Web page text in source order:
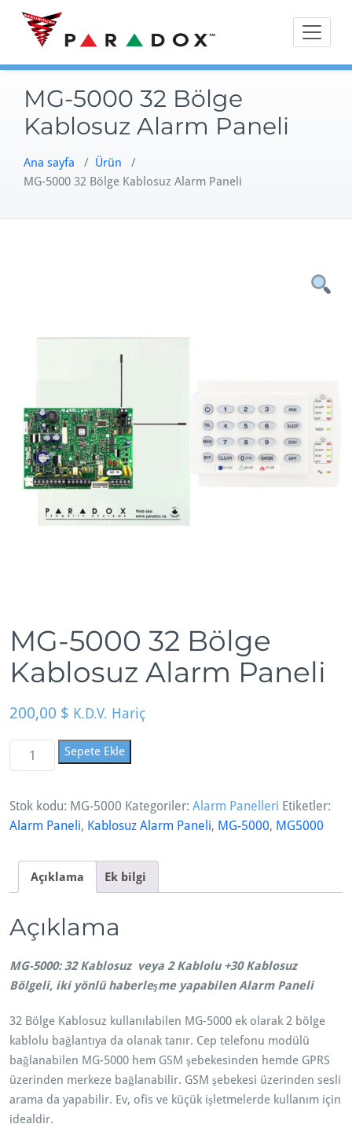
Skip
content
MG-5000 32 Bölge
Kablosuz Alarm Paneli
Ana sayfa / Ürün /
MG-5000 32 Bölge Kablosuz Alarm Paneli
MG-5000 32 Bölge
Kablosuz Alarm Paneli
200,00 $ K.D.V. Hariç
G
5
0
B
l
g
K
a
b
l
o
s
Sepete Ekle
Stok kodu: MG-5000 Kategoriler: Alarm Panelleri Etiketler:
Alarm Paneli, Kablosuz Alarm Paneli, MG-5000, MG5000
Açıklama Ek bilgi
Açıklama
MG-5000: 32 Kablosuz veya 2 Kablolu +30 Kablosuz
Bölgeli, iki yönlü haberleşme yapabilen Alarm Paneli
32 Bölge Kablosuz kullanılabilen MG-5000 ek olarak 2 bölge
kablolu bağlantıya da olanak tanır. Cep telefonu modülü
bağlanabilen MG-5000 hem GSM şebekesinden hemde GPRS
üzerinden merkeze bağlanabilir. GSM şebekesi üzerinden sesli
arama da yapabilir. Ev, ofis ve küçük işletmelerde kullanım için
idealdir.